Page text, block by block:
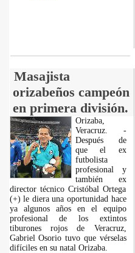
Masajista
orizabeños campeón
en primera división.
Orizaba,
Veracruz. -
Después de
que el ex
futbolista
profesional y
también ex
director técnico Cristóbal Ortega
(+) le diera una oportunidad hace
ya algunos años en el equipo
profesional de los extintos
tiburones rojos de Veracruz,
Gabriel Osorio tuvo que vérselas
difíciles en su natal Orizaba.